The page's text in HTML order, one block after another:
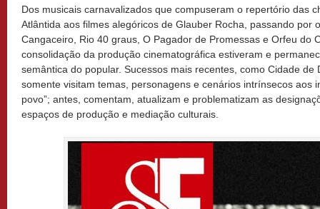
Dos musicais carnavalizados que compuseram o repertório das
Atlântida aos filmes alegóricos de Glauber Rocha, passando por
Cangaceiro, Rio 40 graus, O Pagador de Promessas e Orfeu do
consolidação da produção cinematográfica estiveram e
semântica do popular. Sucessos mais recentes, como Cidade de
somente visitam temas, personagens e cenários intrínsecos aos
povo”; antes, comentam, atualizam e problematizam as
espaços de produção e mediação culturais.